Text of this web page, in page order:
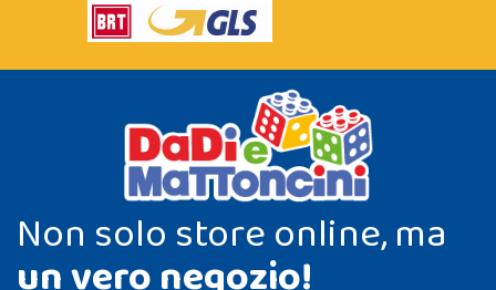
Non solo store online, ma